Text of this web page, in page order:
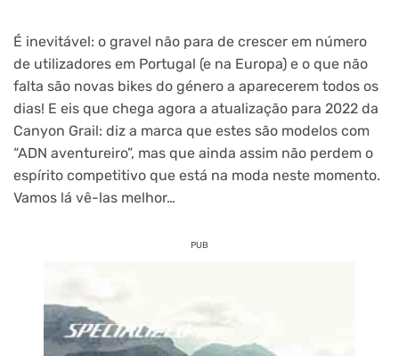
É inevitável: o gravel não para de crescer em número
de utilizadores em Portugal (e na Europa) e o que não
falta são novas bikes do género a aparecerem todos os
dias! E eis que chega agora a atualização para 2022 da
Canyon Grail: diz a marca que estes são modelos com
“ADN aventureiro”, mas que ainda assim não perdem o
espírito competitivo que está na moda neste momento.
Vamos lá vê-las melhor…
PUB